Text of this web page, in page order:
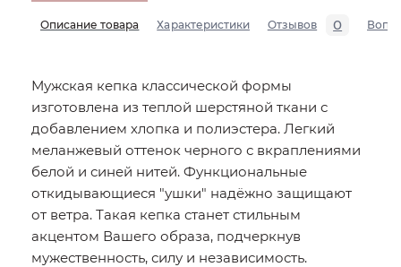
Описание товара Характеристики Отзывов 0
Мужская кепка классической формы
изготовлена из теплой шерстяной ткани с
добавлением хлопка и полиэстера. Легкий
меланжевый оттенок черного с вкраплениями
белой и синей нитей. Функциональные
откидывающиеся "ушки" надёжно защищают
от ветра. Такая кепка станет стильным
акцентом Вашего образа, подчеркнув
мужественность, силу и независимость.